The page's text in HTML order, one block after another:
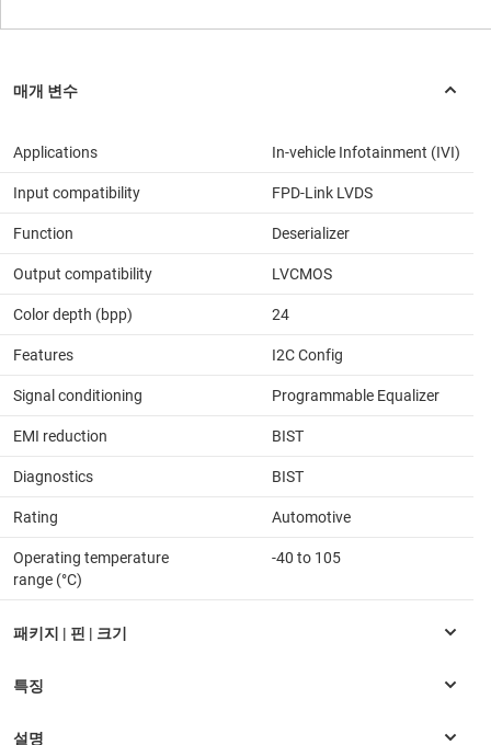
Applications In-vehicle Infotainment (IVI)
Input compatibility FPD-Link LVDS
Function Deserializer
Output compatibility LVCMOS
Color depth (bpp) 24
Features I2C Config
Signal conditioning Programmable Equalizer
EMI reduction BIST
Diagnostics BIST
Rating Automotive
Operating temperature
range (°C)
-40 to 105